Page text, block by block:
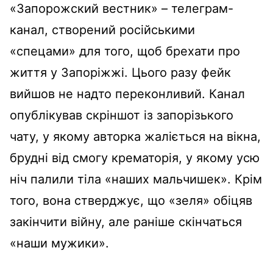
«Запорожский вестник» – телеграм-
канал, створений російськими
«спецами» для того, щоб брехати про
життя у Запоріжжі. Цього разу фейк
вийшов не надто переконливий. Канал
опублікував скріншот із запорізького
чату, у якому авторка жаліється на вікна,
брудні від смогу крематорія, у якому усю
ніч палили тіла «наших мальчишек». Крім
того, вона стверджує, що «зеля» обіцяв
закінчити війну, але раніше скінчаться
«наши мужики».